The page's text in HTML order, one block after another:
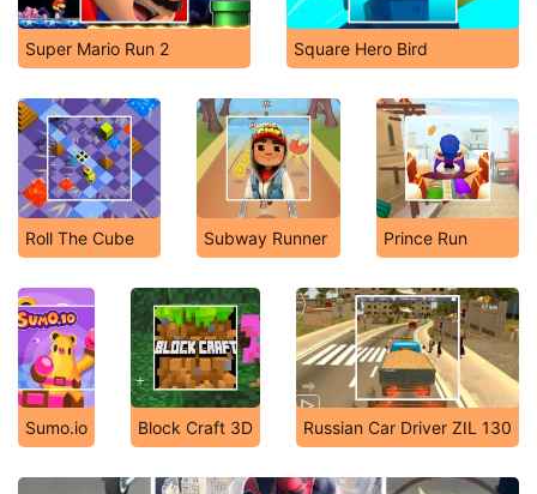
Super Mario Run 2 Square Hero Bird
Roll The Cube Subway Runner Prince Run
Sumo.io Block Craft 3D Russian Car Driver ZIL 130